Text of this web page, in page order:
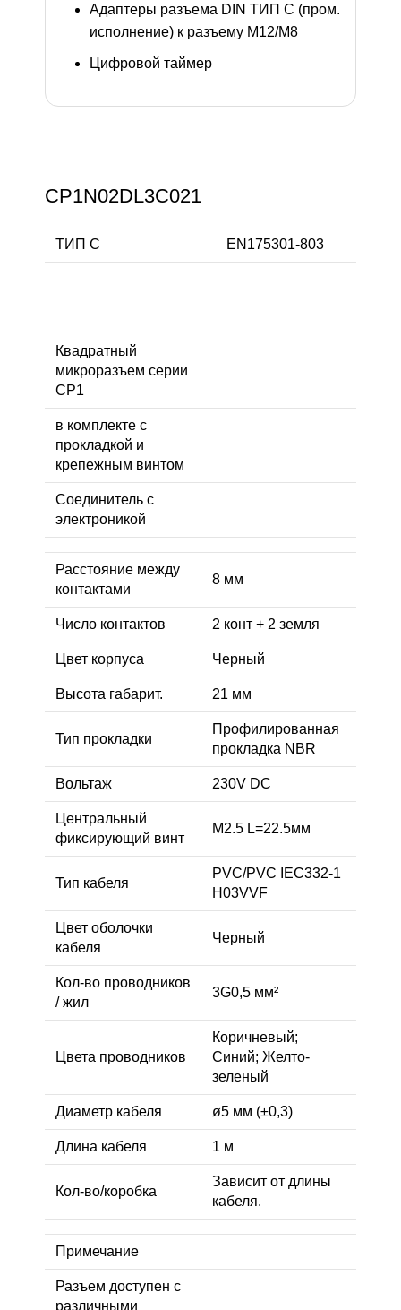
Адаптеры разъема DIN ТИП C (пром.
исполнение) к разъему M12/M8
Цифровой таймер
CP1N02DL3C021
ТИП C EN175301-803
Квадратный
микроразъем серии
CP1
в комплекте с
прокладкой и
крепежным винтом
Соединитель с
электроникой
Расстояние между
контактами
8 мм
Число контактов 2 конт + 2 земля
Цвет корпуса Черный
Высота габарит. 21 мм
Тип прокладки
Профилированная
прокладка NBR
Вольтаж 230V DC
Центральный
фиксирующий винт
M2.5 L=22.5мм
Тип кабеля
PVC/PVC IEC332-1
H03VVF
Цвет оболочки
кабеля
Черный
Кол-во проводников
/ жил
3G0,5 мм²
Цвета проводников
Коричневый;
Синий; Желто-
зеленый
Диаметр кабеля ø5 мм (±0,3)
Длина кабеля 1 м
Кол-во/коробка
Зависит от длины
кабеля.
Примечание
Разъем доступен с
различными